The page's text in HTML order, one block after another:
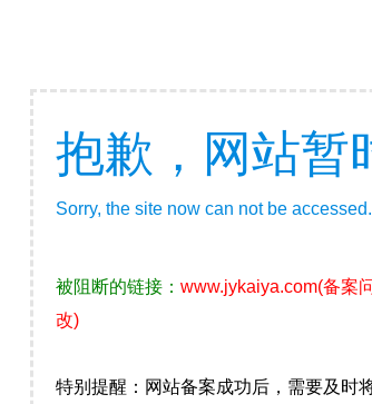
抱歉，网站暂
Sorry, the site now can not be accessed.
被阻断的链接： www.jykaiya.com(备案
改)
特别提醒：网站备案成功后，需要及时